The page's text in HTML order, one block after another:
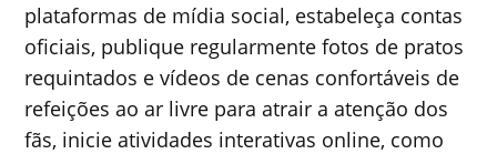
plataformas de mídia social, estabeleça contas
oficiais, publique regularmente fotos de pratos
requintados e vídeos de cenas confortáveis ​​de
refeições ao ar livre para atrair a atenção dos
fãs, inicie atividades interativas online, como